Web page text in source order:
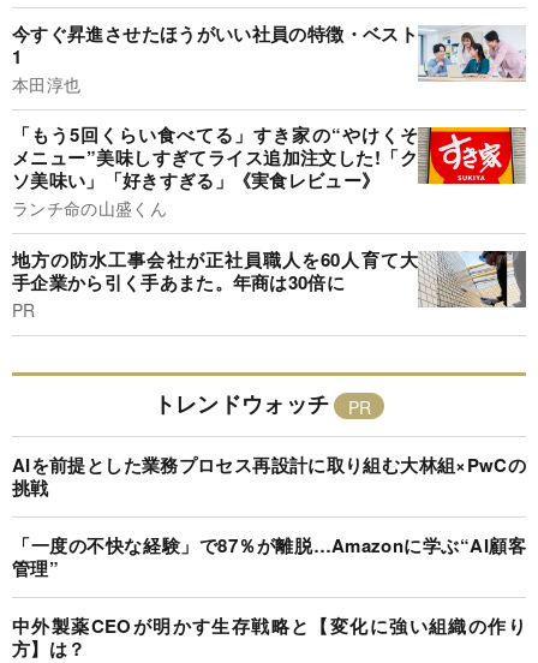
今すぐ昇進させたほうがいい社員の特徴・ベスト
1
本田淳也
「もう5回くらい食べてる」すき家の“やけくそ
メニュー”美味しすぎてライス追加注文した!「ク
ソ美味い」「好きすぎる」《実食レビュー》
ランチ命の山盛くん
地方の防水工事会社が正社員職人を60人育て大
手企業から引く手あまた。年商は30倍に
PR
トレンドウォッチ
AIを前提とした業務プロセス再設計に取り組む大林組×PwCの
挑戦
「一度の不快な経験」で87％が離脱…Amazonに学ぶ“AI顧客
管理”
中外製薬CEOが明かす生存戦略と【変化に強い組織の作り
方】は？